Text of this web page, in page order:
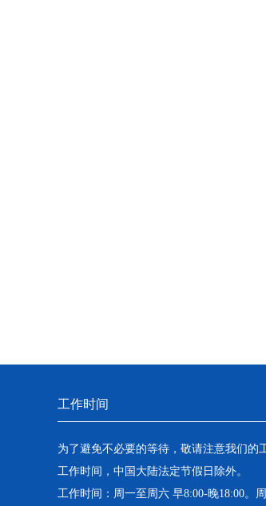
工作时间
为了避免不必要的等待，敬请注意我们的
工作时间，中国大陆法定节假日除外。
工作时间：周一至周六 早8:00-晚18:00。